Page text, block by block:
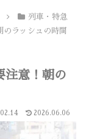
列車・特急
のラッシュの時間
注意！朝の
2026.06.06